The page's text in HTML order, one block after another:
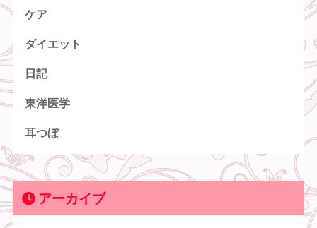
ケア
ダイエット
日記
東洋医学
耳つぼ
アーカイブ